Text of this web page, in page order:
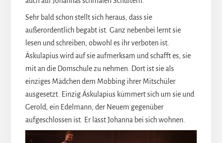
Sehr bald schon stellt sich heraus, dass sie
außerordentlich begabt ist. Ganz nebenbei lernt sie
lesen und schreiben, obwohl es ihr verboten ist.
Äskulapius wird auf sie aufmerksam und schafft es, sie
mit an die Domschule zu nehmen. Dort ist sie als
einziges Mädchen dem Mobbing ihrer Mitschüler
ausgesetzt. Einzig Äskulapius kümmert sich um sie und
Gerold, ein Edelmann, der Neuem gegenüber
aufgeschlossen ist. Er lässt Johanna bei sich wohnen.